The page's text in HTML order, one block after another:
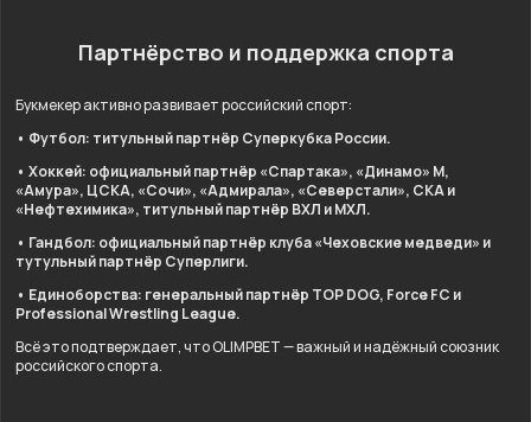
Партнёрство и поддержка спорта
Букмекер активно развивает российский спорт:
• Футбол: титульный партнёр Суперкубка России.
• Хоккей: официальный партнёр «Спартака», «Динамо» М,
«Амура», ЦСКА, «Сочи», «Адмирала», «Северстали», СКА и
«Нефтехимика», титульный партнёр ВХЛ и МХЛ.
• Гандбол: официальный партнёр клуба «Чеховские медведи» и
тутульный партнёр Суперлиги.
• Единоборства: генеральный партнёр TOP DOG, Force FC и
Professional Wrestling League.
Всё это подтверждает, что OLIMPBET — важный и надёжный союзник
российского спорта.